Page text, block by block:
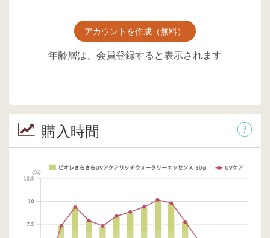
アカウントを作成（無料）
年齢層は、会員登録すると表示されます
購入時間